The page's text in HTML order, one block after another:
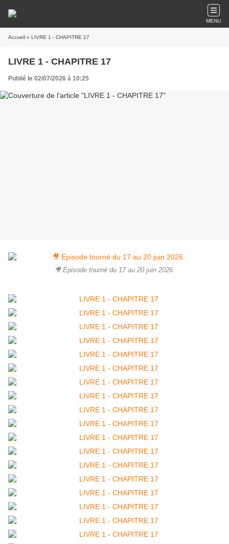
MENU
Accueil » LIVRE 1 - CHAPITRE 17
LIVRE 1 - CHAPITRE 17
Publié le 02/07/2026 à 10:25
🎥 Épisode tourné du 17 au 20 juin 2026.